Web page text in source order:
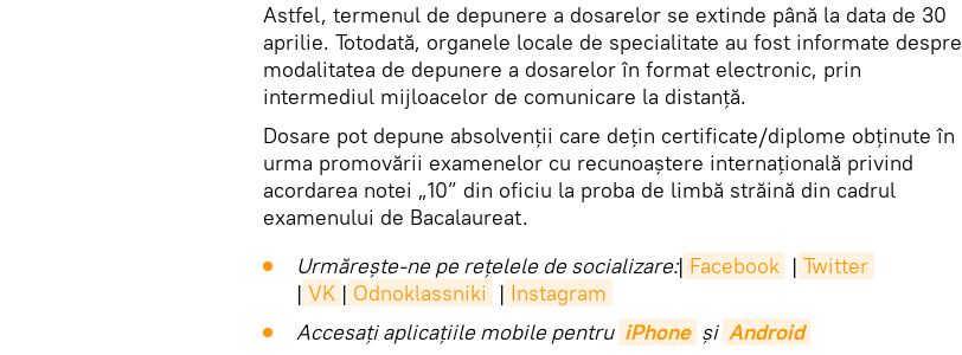
Astfel, termenul de depunere a dosarelor se extinde până la data de 30
aprilie. Totodată, organele locale de specialitate au fost informate despre
modalitatea de depunere a dosarelor în format electronic, prin
intermediul mijloacelor de comunicare la distanță.
Dosare pot depune absolvenții care dețin certificate/diplome obținute în
urma promovării examenelor cu recunoaștere internațională privind
acordarea notei „10” din oficiu la proba de limbă străină din cadrul
examenului de Bacalaureat.
Urmărește-ne pe rețelele de socializare:| Facebook | Twitter
| VK | Odnoklassniki | Instagram
Accesaţi aplicaţiile mobile pentru iPhone și Android